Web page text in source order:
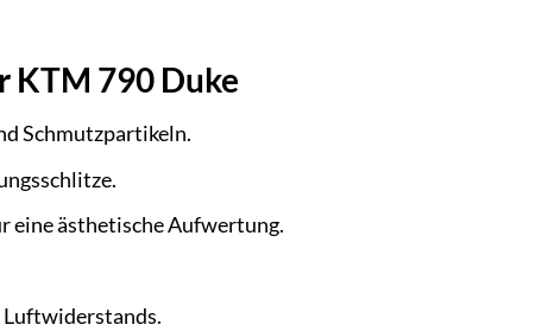
KTM 790 Duke
Schmutzpartikeln.
eine ästhetische Aufwertung.
Luftwiderstands.